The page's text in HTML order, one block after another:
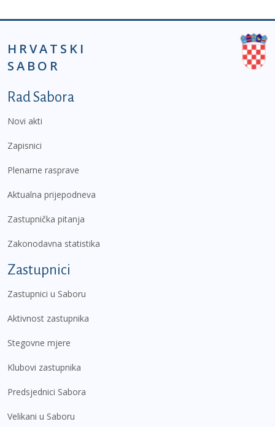
HRVATSKI
SABOR
Podnožje prvi izbornik
Rad Sabora
Novi akti
Zapisnici
Plenarne rasprave
Aktualna prijepodneva
Zastupnička pitanja
Zakonodavna statistika
Zastupnici
Zastupnici u Saboru
Aktivnost zastupnika
Stegovne mjere
Klubovi zastupnika
Predsjednici Sabora
Velikani u Saboru